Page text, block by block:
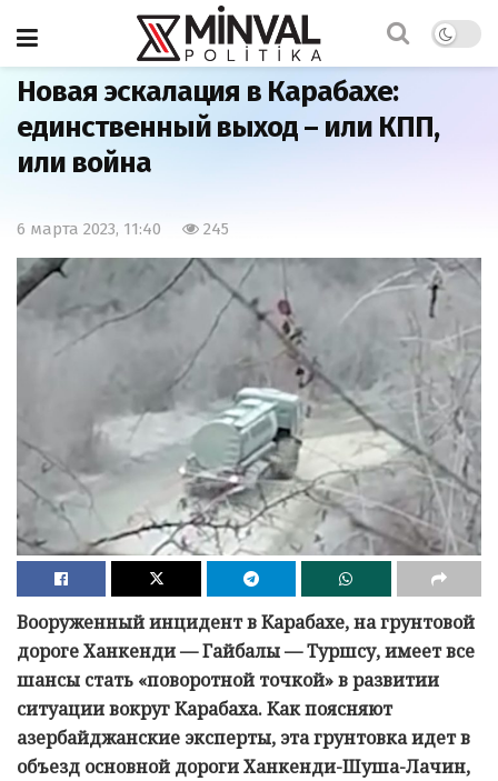
Главная
Новая эскалация в Карабахе:
единственный выход – или КПП,
или война
6 марта 2023, 11:40 245
Вооруженный инцидент в Карабахе, на грунтовой
дороге Ханкенди — Гайбалы — Туршсу, имеет все
шансы стать «поворотной точкой» в развитии
ситуации вокруг Карабаха. Как поясняют
азербайджанские эксперты, эта грунтовка идет в
объезд основной дороги Ханкенди-Шуша-Лачин,